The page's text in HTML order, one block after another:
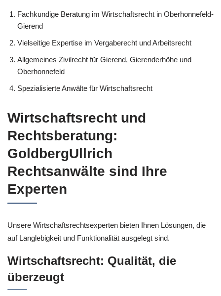
Fachkundige Beratung im Wirtschaftsrecht in Oberhonnefeld-
Gierend
Vielseitige Expertise im Vergaberecht und Arbeitsrecht
Allgemeines Zivilrecht für Gierend, Gierenderhöhe und
Oberhonnefeld
Spezialisierte Anwälte für Wirtschaftsrecht
Wirtschaftsrecht und
Rechtsberatung:
GoldbergUllrich
Rechtsanwälte sind Ihre
Experten
Unsere Wirtschaftsrechtsexperten bieten Ihnen Lösungen, die
auf Langlebigkeit und Funktionalität ausgelegt sind.
Wirtschaftsrecht: Qualität, die
überzeugt